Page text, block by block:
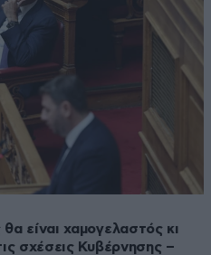
είναι χαμογελαστός κι
σχέσεις Κυβέρνησης –